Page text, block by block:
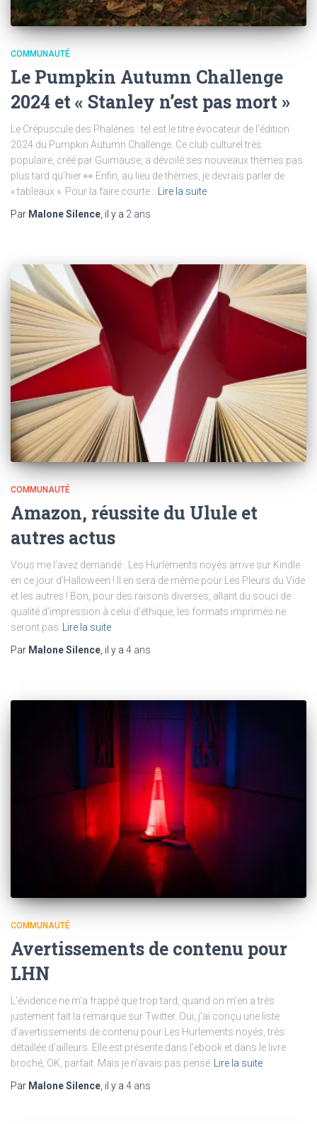
COMMUNAUTÉ
Le Pumpkin Autumn Challenge
2024 et « Stanley n’est pas mort »
Le Crépuscule des Phalènes : tel est le titre évocateur de l’édition
2024 du Pumpkin Autumn Challenge. Ce club culturel très
populaire, créé par Guimause, a dévoilé ses nouveaux thèmes pas
plus tard qu’hier 👀 Enfin, au lieu de thèmes, je devrais parler de
« tableaux ». Pour la faire courte : Lire la suite
Par Malone Silence, il y a 2 ans
COMMUNAUTÉ
Amazon, réussite du Ulule et
autres actus
Vous me l’avez demandé : Les Hurlements noyés arrive sur Kindle
en ce jour d’Halloween ! Il en sera de même pour Les Pleurs du Vide
et les autres ! Bon, pour des raisons diverses, allant du souci de
qualité d’impression à celui d’éthique, les formats imprimés ne
seront pas
Lire la suite
Par Malone Silence , il y a 4 ans
COMMUNAUTÉ
Avertissements de contenu pour
LHN
L’évidence ne m’a frappé que trop tard, quand on m’en a très
justement fait la remarque sur Twitter. Oui, j’ai conçu une liste
d’avertissements de contenu pour Les Hurlements noyés, très
détaillée d’ailleurs. Elle est présente dans l’ebook et dans le livre
broché, OK, parfait. Mais je n’avais pas pensé
Lire la suite
Par Malone Silence , il y a 4 ans